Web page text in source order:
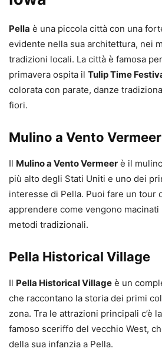
Pella è una piccola città con una
evidente nella sua architettura, nei
tradizioni locali. La città è famosa
primavera ospita il Tulip Time
colorata con parate, danze
fiori.
Mulino a Vento Vermeer
Il Mulino a Vento Vermeer è il
più alto degli Stati Uniti e uno dei
interesse di Pella. Puoi fare un tour
apprendere come vengono
metodi tradizionali.
Pella Historical Village
Il Pella Historical Village è un
che raccontano la storia dei primi
zona. Tra le attrazioni principali c’è
famoso sceriffo del vecchio West,
della sua infanzia a Pella.